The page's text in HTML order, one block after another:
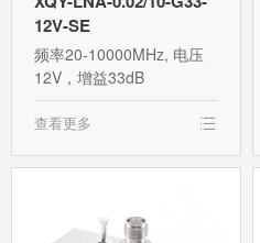
12V-SE
频率20-10000MHz, 电压
12V，增益33dB
查看更多